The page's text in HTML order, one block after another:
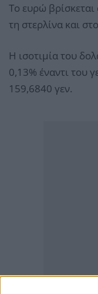
Το ευρώ
τη στερλίνα και
Η ισοτιμία του
0,13% έναντι του
159,6840 γεν.